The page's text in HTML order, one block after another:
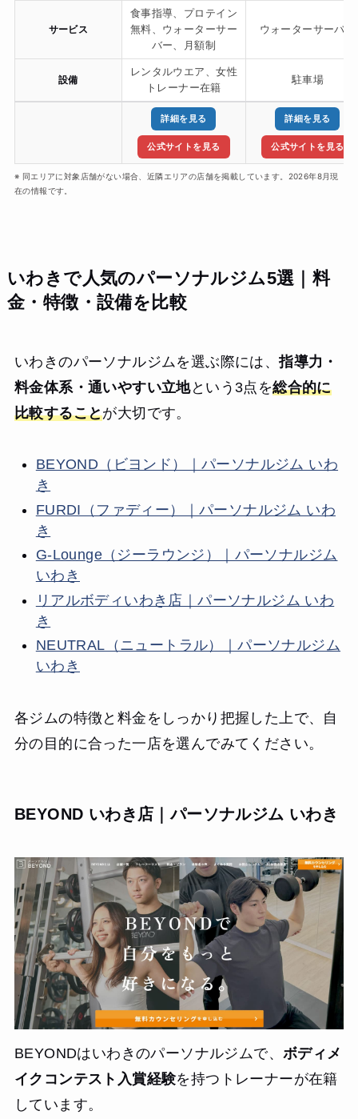
サービス
食事指導、プロテイン
無料、ウォーターサー
バー、月額制
ウォーターサーバー
設備
レンタルウエア、女性
トレーナー在籍
駐車場
詳細を見る
公式サイトを見る
詳細を見る
公式サイトを見る
※ 同エリアに対象店舗がない場合、近隣エリアの店舗を掲載しています。2026年8月現
在の情報です。
いわきで人気のパーソナルジム5選｜料
金・特徴・設備を比較
いわきのパーソナルジムを選ぶ際には、指導力・
料金体系・通いやすい立地という3点を総合的に
比較することが大切です。
BEYOND（ビヨンド）｜パーソナルジム いわ
き
FURDI（ファディー）｜パーソナルジム いわ
き
G-Lounge（ジーラウンジ）｜パーソナルジム
いわき
リアルボディいわき店｜パーソナルジム いわ
き
NEUTRAL（ニュートラル）｜パーソナルジム
いわき
各ジムの特徴と料金をしっかり把握した上で、自
分の目的に合った一店を選んでみてください。
BEYOND いわき店｜パーソナルジム いわき
BEYONDはいわきのパーソナルジムで、 ボディメ
イクコンテスト入賞経験を持つトレーナーが在籍
しています。